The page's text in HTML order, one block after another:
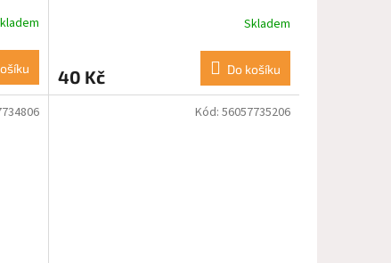
Skladem
40 Kč Do košíku
Kód: 56057735206